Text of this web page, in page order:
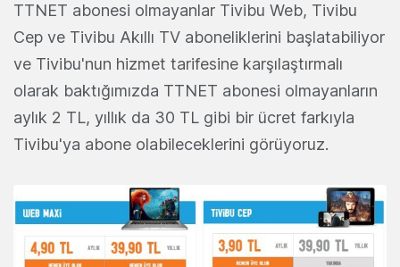
TTNET abonesi olmayanlar Tivibu Web, Tivibu
Cep ve Tivibu Akıllı TV aboneliklerini başlatabiliyor
ve Tivibu'nun hizmet tarifesine karşılaştırmalı
olarak baktığımızda TTNET abonesi olmayanların
aylık 2 TL, yıllık da 30 TL gibi bir ücret farkıyla
Tivibu'ya abone olabileceklerini görüyoruz.